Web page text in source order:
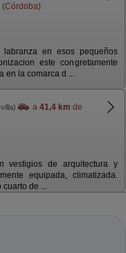
(Córdoba)
en esos pequeños
este congretamente
en la comarca d ...
a 41,4 km de
vestigios de arquitectura y
equipada, climatizada.
de ...